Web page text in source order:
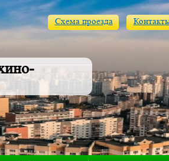
Схема проезда